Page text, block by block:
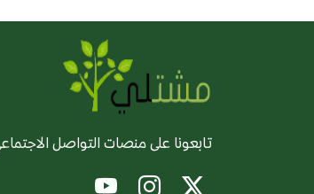
تابعونا على منصات التواصل